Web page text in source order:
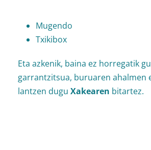
Mugendo
Txikibox
Eta azkenik, baina ez horregatik
garrantzitsua, buruaren ahalmen
lantzen dugu Xakearen bitartez.